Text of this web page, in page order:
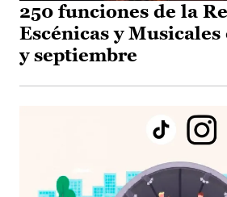
250 funciones de la
Escénicas y
y septiembre